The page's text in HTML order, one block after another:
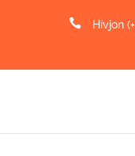
 Hívjon